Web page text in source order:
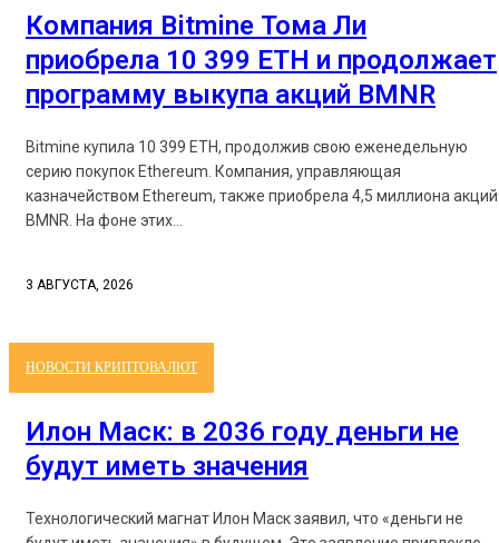
Компания Bitmine Тома Ли
приобрела 10 399 ETH и продолжает
программу выкупа акций BMNR
Bitmine купила 10 399 ETH, продолжив свою еженедельную
серию покупок Ethereum. Компания, управляющая
казначейством Ethereum, также приобрела 4,5 миллиона акций
BMNR. На фоне этих...
3 АВГУСТА, 2026
НОВОСТИ КРИПТОВАЛЮТ
Илон Маск: в 2036 году деньги не
будут иметь значения
Технологический магнат Илон Маск заявил, что «деньги не